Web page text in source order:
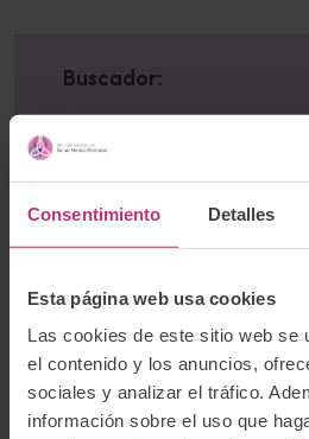
Consentimiento Detalles
Esta página web usa cookies
Las cookies de este sitio web se
el contenido y los anuncios,
sociales y analizar el tráfico.
información sobre el uso que
Buscador:
últimas noticias e
Instituto Europeo de Salud